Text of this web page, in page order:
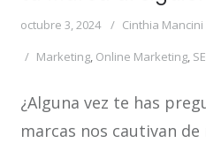
octubre 3, 2024
Cinthia Mancini
Marketing, Online Marketing,
¿Alguna vez te has
marcas nos cautivan